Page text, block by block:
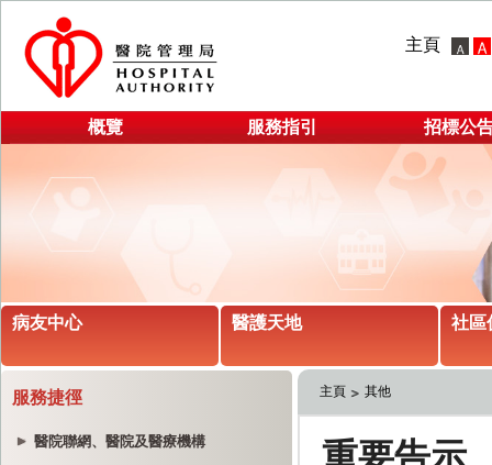
主頁
概覽 服務指引 招標公
病友中心 醫護天地 社區
服務捷徑
醫院聯網、醫院及醫療機構
主頁 其他